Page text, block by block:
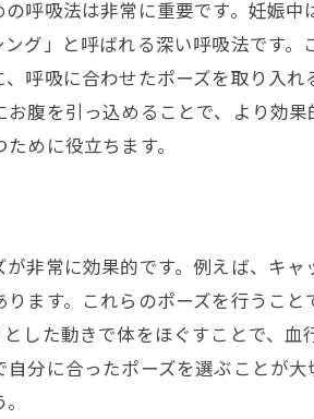
メグシスでのヨガがもたらす心
リラックス空間でのヨガ体験の魅
妊娠中の緊張をほぐすヨガテクニ
マタニティヨガで得られるリラッ
呼吸法は非常に重要です。妊娠
グ」と呼ばれる深い呼吸法です
呼吸に合わせたポーズを取り入
腹を引っ込めることで、より効
めに役立ちます。
非常に効果的です。例えば、キ
ます。これらのポーズを行うこ
した動きで体をほぐすことで、
分に合ったポーズを選ぶことが